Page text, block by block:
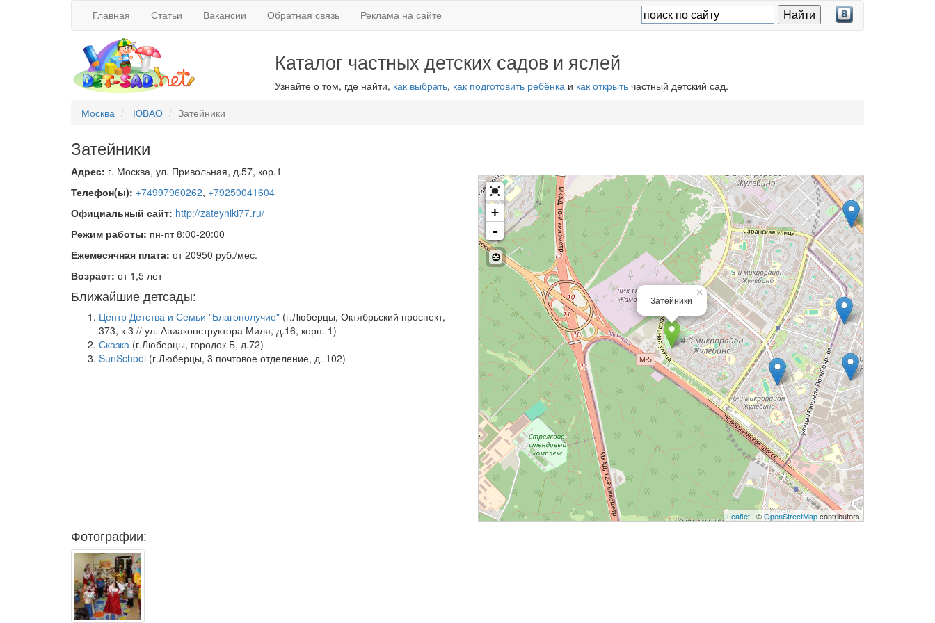
Главная Статьи Вакансии Обратная связь Реклама на сайте
Каталог частных детских садов и яслей
Узнайте о том, где найти, как выбрать, как подготовить ребёнкаи как открытьчастный детский сад.
Москва
ЮВАО Затейники
Затейники
Адрес: г. Москва, ул. Привольная, д.57, кор.1
Телефон(ы): +74997960262, +79250041604
Официальный сайт: http://zateyniki77.ru/
Режим работы: пн-пт 8:00-20:00
Ежемесячная плата: от 20950 руб./мес.
Возраст: от 1,5 лет
Ближайшие детсады:
Центр Детства и Семьи "Благополучие" (г.Люберцы, Октябрьский проспект,
373, к.3 // ул. Авиаконструктора Миля, д.16, корп. 1)
Сказка (г.Люберцы, городок Б, д.72)
SunSchool (г.Люберцы, 3 почтовое отделение, д. 102)
×
Затейники
+
-
Leaflet | ©OpenStreetMapcontributors
Фотографии: